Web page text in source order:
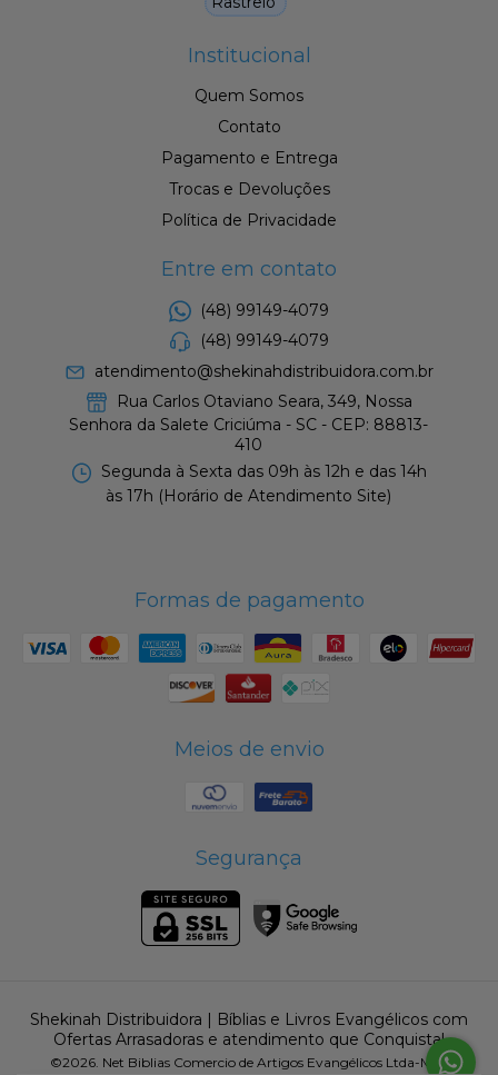
Institucional
Quem Somos
Contato
Pagamento e Entrega
Trocas e Devoluções
Política de Privacidade
Entre em contato
(48) 99149-4079
(48) 99149-4079
atendimento@shekinahdistribuidora.com.br
Rua Carlos Otaviano Seara, 349, Nossa
Senhora da Salete Criciúma - SC - CEP: 88813-
410
Segunda à Sexta das 09h às 12h e das 14h
às 17h (Horário de Atendimento Site)
Formas de pagamento
Meios de envio
Segurança
Shekinah Distribuidora | Bíblias e Livros Evangélicos com
Ofertas Arrasadoras e atendimento que Conquista!
©2026. Net Biblias Comercio de Artigos Evangélicos Ltda-Me -